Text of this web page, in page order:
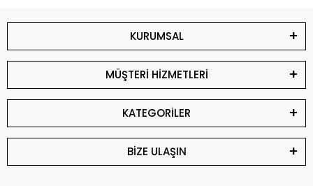
KURUMSAL
MÜŞTERİ HİZMETLERİ
KATEGORİLER
BİZE ULAŞIN